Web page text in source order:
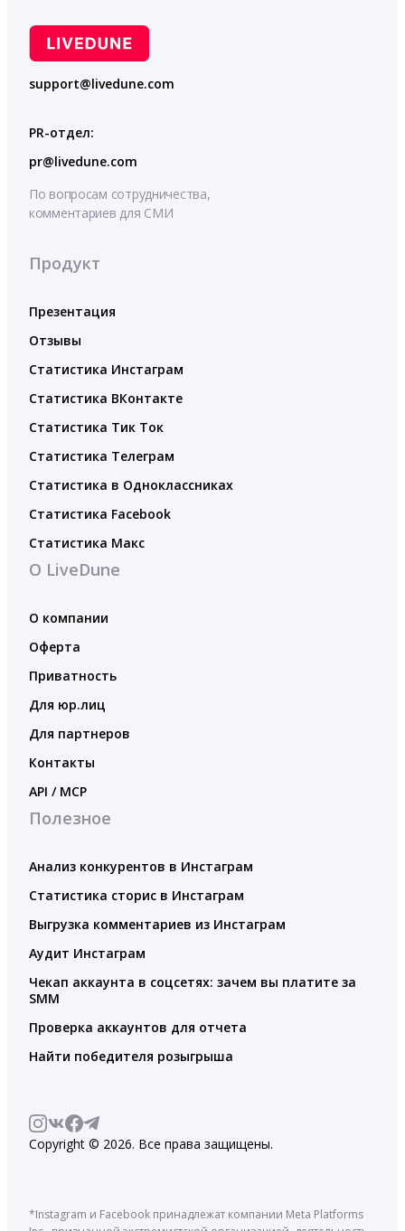
support@livedune.com
PR-отдел:
pr@livedune.com
По вопросам сотрудничества,
комментариев для СМИ
Продукт
Презентация
Отзывы
Статистика Инстаграм
Статистика ВКонтакте
Статистика Тик Ток
Статистика Телеграм
Статистика в Одноклассниках
Статистика Facebook
Статистика Макс
О LiveDune
О компании
Оферта
Приватность
Для юр.лиц
Для партнеров
Контакты
API / MCP
Полезное
Анализ конкурентов в Инстаграм
Статистика сторис в Инстаграм
Выгрузка комментариев из Инстаграм
Аудит Инстаграм
Чекап аккаунта в соцсетях: зачем вы платите за
SMM
Проверка аккаунтов для отчета
Найти победителя розыгрыша
Copyright © 2026. Все права защищены.
*Instagram и Facebook принадлежат компании Meta Platforms